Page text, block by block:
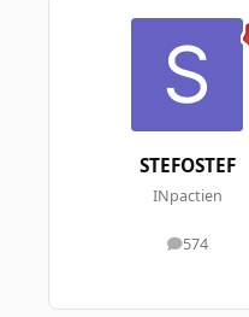
STEFOSTEF
INpactien
574
messages